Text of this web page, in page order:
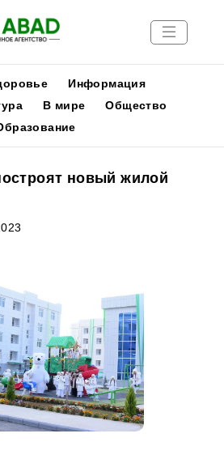
Информация
В мире
Общество
новый жилой